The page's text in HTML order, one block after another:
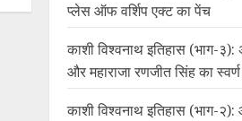
प्लेस ऑफ वर्शिप एक्ट का पेंच
काशी विश्वनाथ इतिहास (भाग-३):
और महाराजा रणजीत सिंह का
काशी विश्वनाथ इतिहास (भाग-